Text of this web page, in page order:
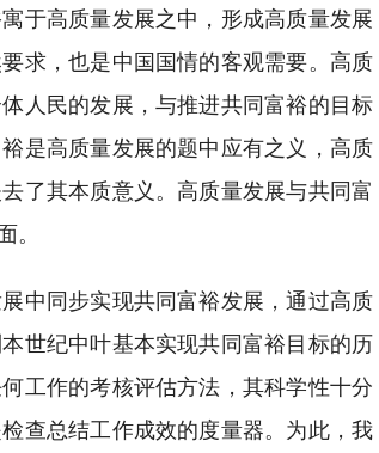
于高质量发展之中，形成高质量发展
求，也是中国国情的客观需要。高质
人民的发展，与推进共同富裕的目标
是高质量发展的题中应有之义，高质
了其本质意义。高质量发展与共同富
中同步实现共同富裕发展，通过高质
世纪中叶基本实现共同富裕目标的历
工作的考核评估方法，其科学性十分
查总结工作成效的度量器。为此，我